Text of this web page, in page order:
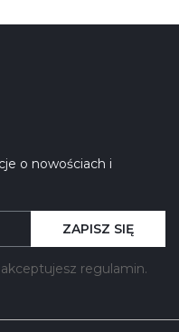
o nowościach i
akceptujesz regulamin.
ZAPISZ SIĘ